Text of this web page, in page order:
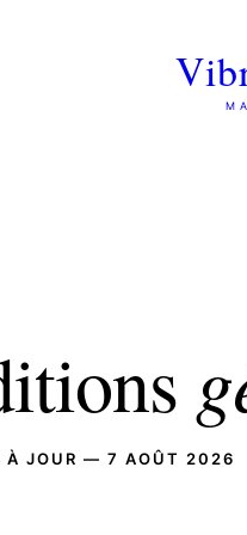
À JOUR — 7 AOÛT 2026